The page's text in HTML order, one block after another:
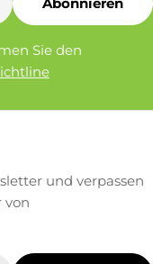
Sie den
und verpassen
von